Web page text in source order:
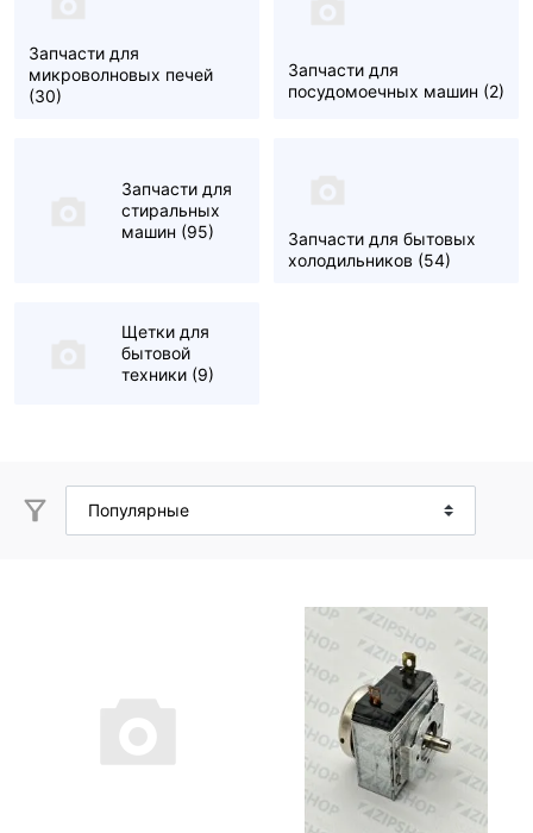
Запчасти для
микроволновых печей
(30)
Запчасти для
посудомоечных машин (2)
Запчасти для
стиральных
машин (95)
Запчасти для бытовых
холодильников (54)
Щетки для
бытовой
техники (9)